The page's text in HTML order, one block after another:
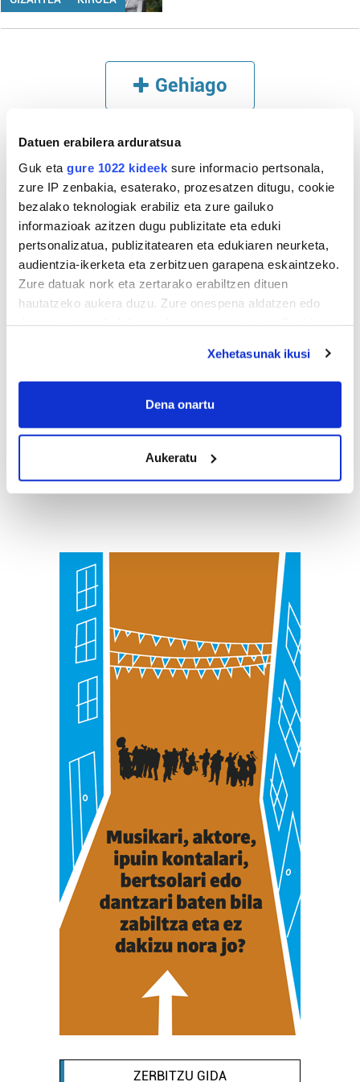
Datuen erabilera arduratsua
Guk eta gure 1022 kideek sure informacio pertsonala,
zure IP zenbakia, esaterako, prozesatzen ditugu, cookie
bezalako teknologiak erabiliz eta zure gailuko
informazioak azitzen dugu publizitate eta eduki
pertsonalizatua, publizitatearen eta edukiaren neurketa,
audientzia-ikerketa eta zerbitzuen garapena eskaintzeko.
Zure datuak nork eta zertarako erabiltzen dituen
hautatzeko aukera duzu. Zure onespena aldatzen edo
If you allow, we would also like to:
Collect information about your geographical
meters
Identify your device by actively scanning it for
specific characteristics (fingerprinting)
prozesatzen ditugu, zure IP zenbakia, besteak beste,
teknologia erabiliz, cookieak adibidez, iragarki eta eduki
pertsonalizatuak eskaintzeko, iragarkiak eta edukia
neurtzeko, jendeari buruzko informazioa biltzeko eta
produktuak garatzeko. Zure datuak nork eta zertarako
erabiltzen dituen hauta dezakezu.
Bazkide batzuek ez dizute baimenik eskatzen, eta beren
interes komertzial legitimoetan babesten dira. Ikusi gure
bazkideen zerrenda, beren ustez zein helburutarako
duten interes legitimoa eta horren aurka nola egin
dezakezun ikusteko.
Lortu zure datu pertsonalak prozesatzeko moduari
buruzko informazio gehiago eta ezarri zure lehentasunak
datuen atalean. Edozein unetan alda edo ken dezakezu
zure baimena Cookieen adierazpenean.
Webgune honek cookie propioak eta hirugarrenen cookie-
fitxategiak erabiltzen ditu. Zure esperientzia eta
zerbitzuak hobetzeko asmoz, cookie teknologiaz
baliatzen gara. Ohar hau onartuz gero, teknologia hori
erabiltzeko baimen esplizitua ematen diguzu.
Gehiago
Xehetasunak ikusi
Dena onartu
Aukeratu
Gehiago
ZERBITZU GIDA